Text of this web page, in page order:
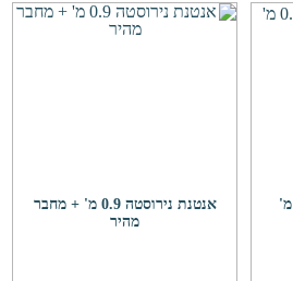
אנטנת נירוסטה 0.9 מ' + מחבר
מהיר